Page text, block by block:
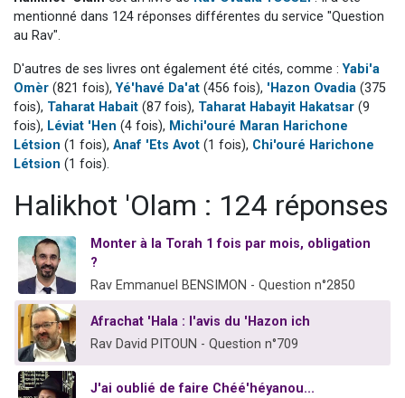
Ariel vient de donner son Maasser
Nathaniel vient de donner son Maasser
6 personnes viennent de faire un don pour 5 enfants déjà orphelins risquent de perdre leur maman
mentionné dans 124 réponses différentes du service "Question
au Rav".
D'autres de ses livres ont également été cités, comme : Yabi'a
Omèr (821 fois), Yé'havé Da'at (456 fois), 'Hazon Ovadia (375
fois), Taharat Habait (87 fois), Taharat Habayit Hakatsar (9
fois), Léviat 'Hen (4 fois), Michi'ouré Maran Harichone
Létsion (1 fois), Anaf 'Ets Avot (1 fois), Chi'ouré Harichone
Létsion (1 fois).
Halikhot 'Olam : 124 réponses
Monter à la Torah 1 fois par mois, obligation
?
Rav Emmanuel BENSIMON - Question n°2850
Afrachat 'Hala : l'avis du 'Hazon ich
Rav David PITOUN - Question n°709
J'ai oublié de faire Chéé'héyanou...